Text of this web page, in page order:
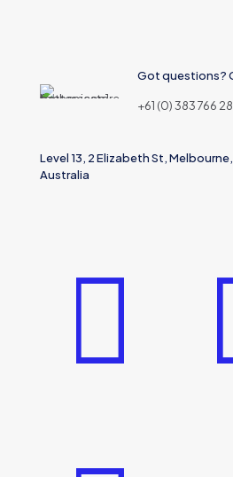
Got questions?
+61 (0) 383 766
Level 13, 2 Elizabeth St,
Australia